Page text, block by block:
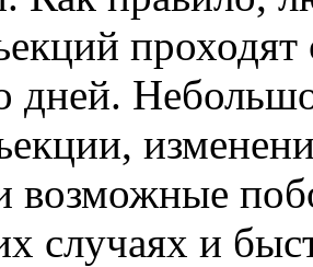
проходят
дней.
возможные
случаях и